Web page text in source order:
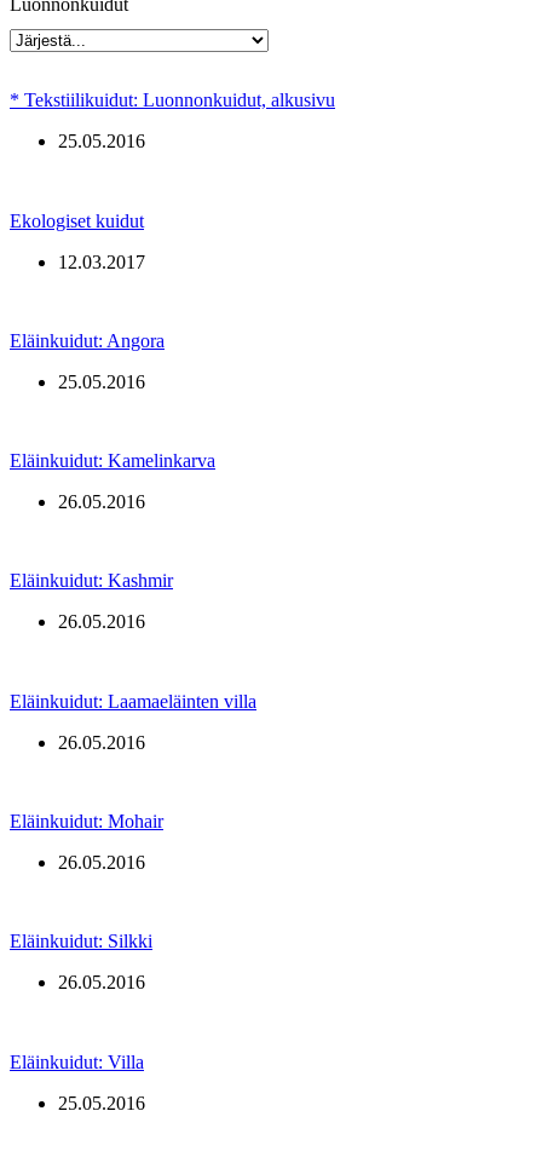
Luonnonkuidut
* Tekstiilikuidut: Luonnonkuidut, alkusivu
25.05.2016
Ekologiset kuidut
12.03.2017
Eläinkuidut: Angora
25.05.2016
Eläinkuidut: Kamelinkarva
26.05.2016
Eläinkuidut: Kashmir
26.05.2016
Eläinkuidut: Laamaeläinten villa
26.05.2016
Eläinkuidut: Mohair
26.05.2016
Eläinkuidut: Silkki
26.05.2016
Eläinkuidut: Villa
25.05.2016